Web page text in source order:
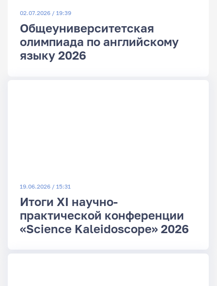
02.07.2026 / 19:39
Общеуниверситетская
олимпиада по английскому
языку 2026
19.06.2026 / 15:31
Итоги XI научно-
практической конференции
«Science Kaleidoscope» 2026